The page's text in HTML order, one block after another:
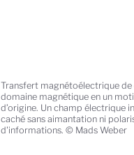
Transfert magnétoélectrique
domaine magnétique en un
d’origine. Un champ électrique
caché sans aimantation ni
d'informations. © Mads Weber